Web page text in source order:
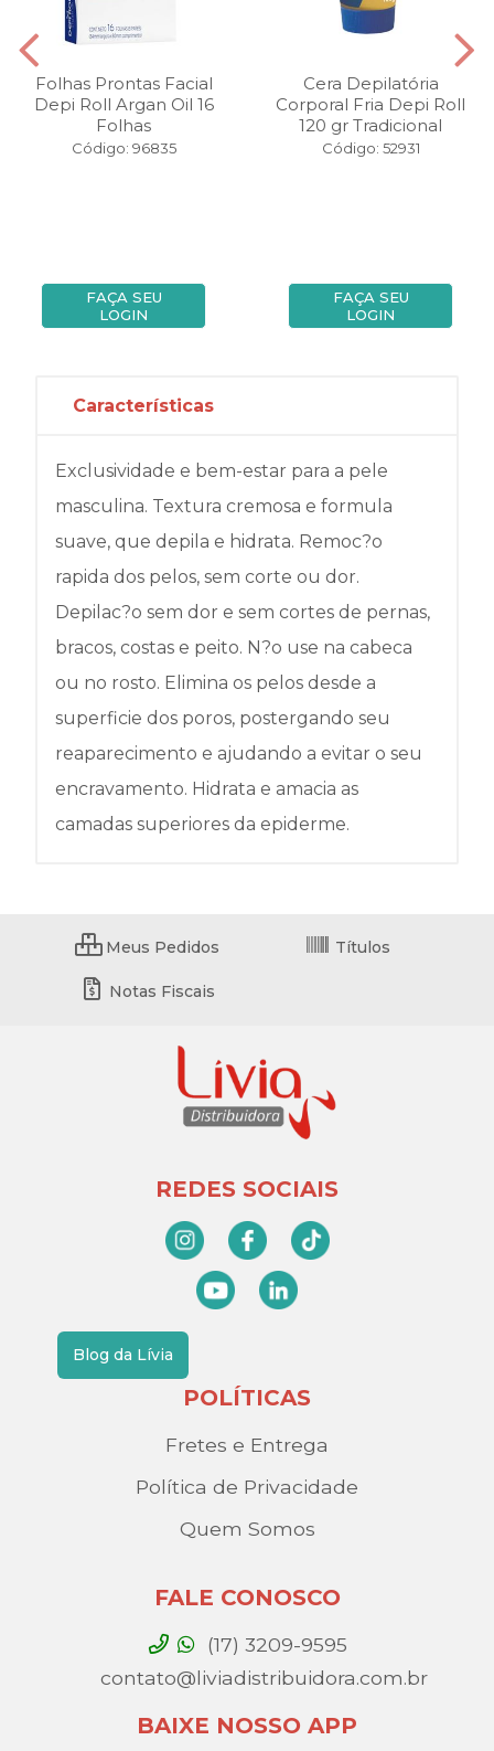
Folhas Prontas Facial
Depi Roll Argan Oil 16
Folhas
Código: 96835
FAÇA SEU
LOGIN
Cera Depilatória
Corporal Fria Depi Roll
120 gr Tradicional
Código: 52931
FAÇA SEU
LOGIN
Características
Exclusividade e bem-estar para a pele
masculina. Textura cremosa e formula
suave, que depila e hidrata. Remoc?o
rapida dos pelos, sem corte ou dor.
Depilac?o sem dor e sem cortes de pernas,
bracos, costas e peito. N?o use na cabeca
ou no rosto. Elimina os pelos desde a
superficie dos poros, postergando seu
reaparecimento e ajudando a evitar o seu
encravamento. Hidrata e amacia as
camadas superiores da epiderme.
Meus Pedidos Títulos
Notas Fiscais
REDES SOCIAIS
Blog da Lívia
POLÍTICAS
Fretes e Entrega
Política de Privacidade
Quem Somos
FALE CONOSCO
(17) 3209-9595
contato@liviadistribuidora.com.br
BAIXE NOSSO APP